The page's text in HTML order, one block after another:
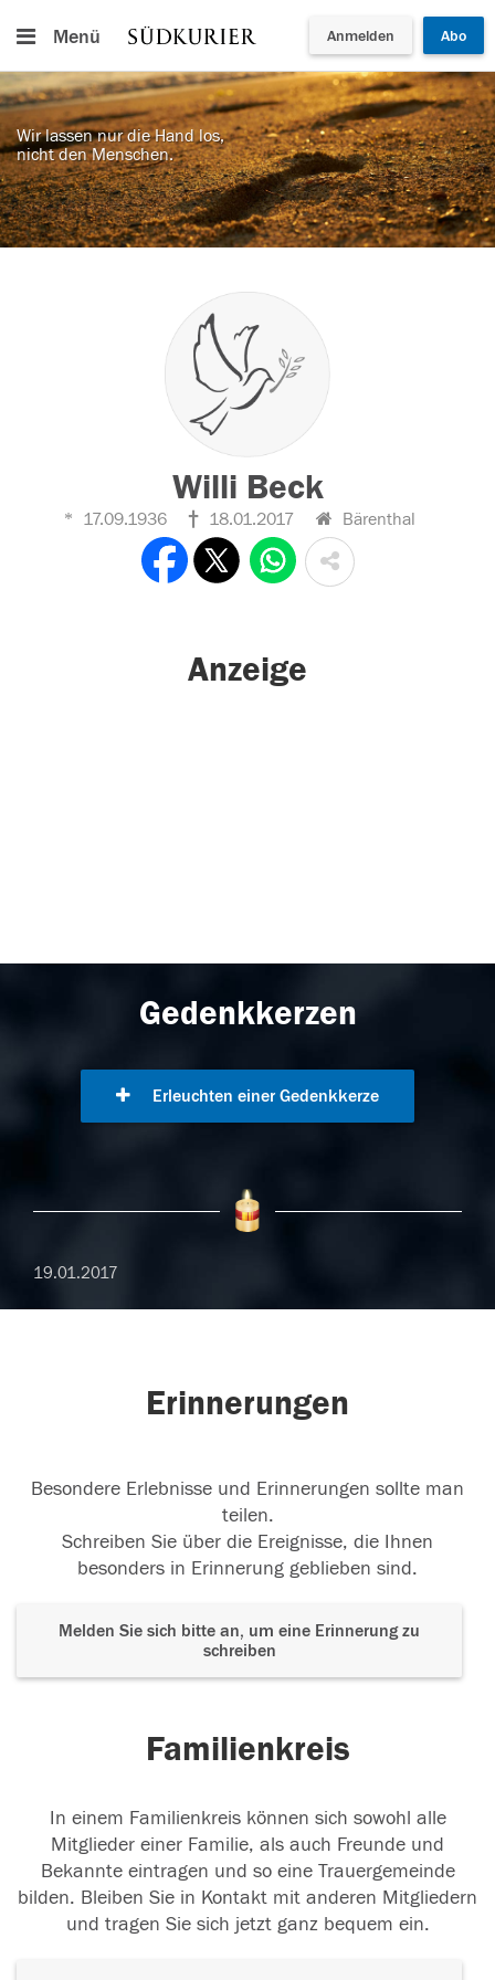
Menü Anmelden Abo
Wir lassen nur die Hand los,
nicht den Menschen.
Willi Beck
17.09.1936 18.01.2017 Bärenthal
Anzeige
Gedenkkerzen
Erleuchten einer Gedenkkerze
19.01.2017
Erinnerungen
Besondere Erlebnisse und Erinnerungen sollte man
teilen.
Schreiben Sie über die Ereignisse, die Ihnen
besonders in Erinnerung geblieben sind.
Melden Sie sich bitte an, um eine Erinnerung zu
schreiben
Familienkreis
In einem Familienkreis können sich sowohl alle
Mitglieder einer Familie, als auch Freunde und
Bekannte eintragen und so eine Trauergemeinde
bilden. Bleiben Sie in Kontakt mit anderen Mitgliedern
und tragen Sie sich jetzt ganz bequem ein.